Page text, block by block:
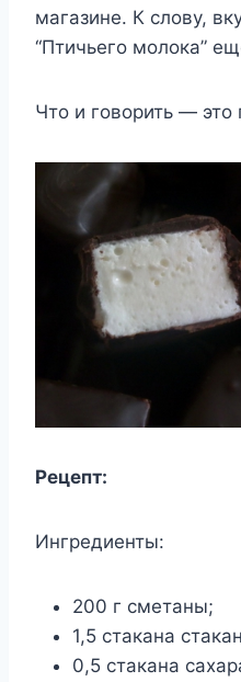
магазине. К слову,
“Птичьего молока”
Что и говорить — это
Рецепт:
Ингредиенты:
200 г сметаны;
1,5 стакана
0,5 стакана